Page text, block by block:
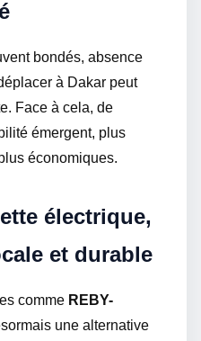
bondés, absence
à Dakar peut
Face à cela, de
émergent, plus
économiques.
électrique,
et durable
comme REBY-
une alternative